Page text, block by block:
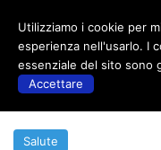
Salute
Utilizziamo i cookie per
esperienza nell'usarlo. I
essenziale del sito sono
Accettare